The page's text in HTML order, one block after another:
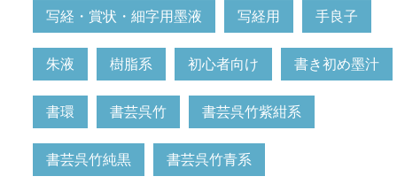
写経・賞状・細字用墨液 写経用 手良子
朱液 樹脂系 初心者向け 書き初め墨汁
書環 書芸呉竹 書芸呉竹紫紺系
書芸呉竹純黒 書芸呉竹青系